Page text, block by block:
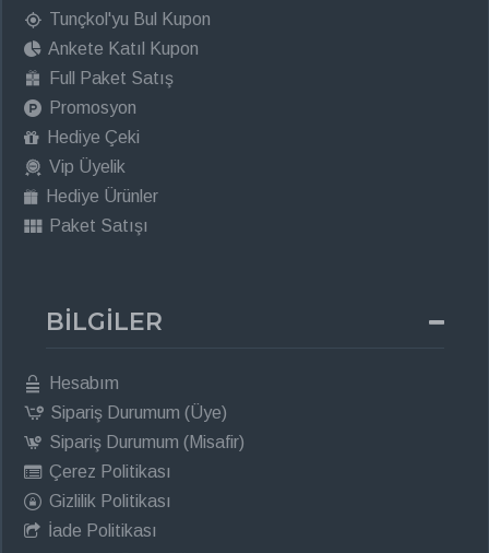
Tunçkol'yu Bul Kupon
Ankete Katıl Kupon
Full Paket Satış
Promosyon
Hediye Çeki
Vip Üyelik
Hediye Ürünler
Paket Satışı
BİLGİLER
Hesabım
Sipariş Durumum (Üye)
Sipariş Durumum (Misafir)
Çerez Politikası
Gizlilik Politikası
İade Politikası